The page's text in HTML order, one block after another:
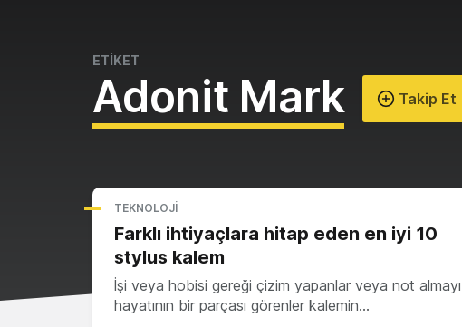
ETİKET
Adonit Mark Takip Et
TEKNOLOJI
Farklı ihtiyaçlara hitap eden en iyi 10
stylus kalem
İşi veya hobisi gereği çizim yapanlar veya not almayı
hayatının bir parçası görenler kalemin…